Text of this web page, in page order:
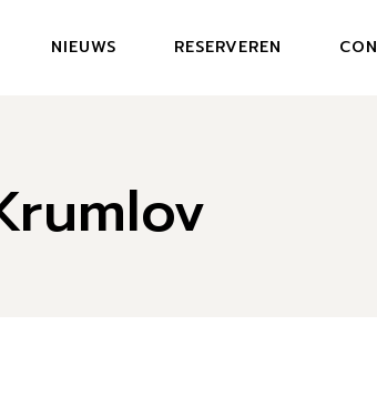
NIEUWS RESERVEREN